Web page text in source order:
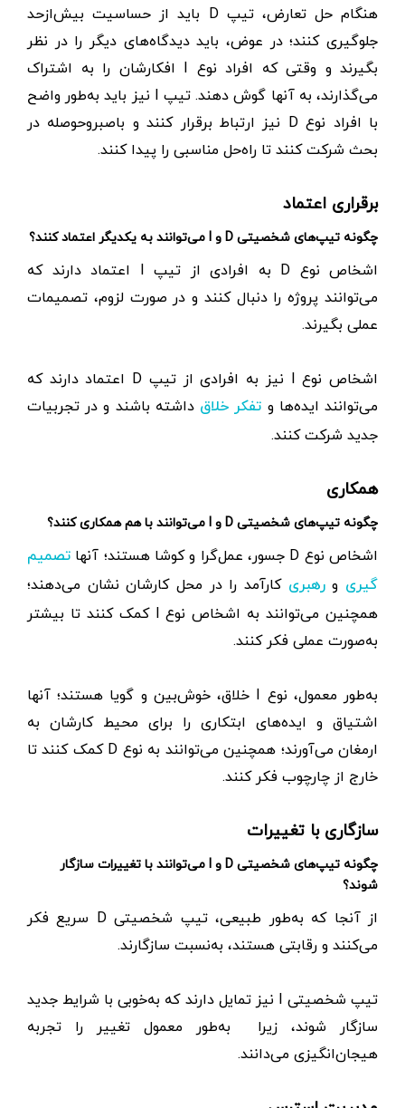
هنگام حل تعارض، تیپ D باید از حساسیت بیش‌ازحد
جلوگیری کنند؛ در عوض، باید دیدگاه‌های دیگر را در نظر
بگیرند و وقتی که افراد نوع I افکارشان را به اشتراک
می‌گذارند، به آنها گوش دهند. تیپ I نیز باید به‌طور واضح
با افراد نوع D نیز ارتباط برقرار کنند و باصبروحوصله در
بحث شرکت کنند تا راه‌حل مناسبی را پیدا کنند.
برقراری اعتماد
چگونه تیپ‌های شخصیتی D و I می‌توانند به یکدیگر اعتماد کنند؟
اشخاص نوع D به افرادی از تیپ ‌I اعتماد دارند که
می‌توانند پروژه را دنبال کنند و در صورت لزوم، تصمیمات
عملی بگیرند.
اشخاص نوع I نیز به افرادی از تیپ D اعتماد دارند که
می‌توانند ایده‌ها و تفکر خلاق داشته باشند و در تجربیات
جدید شرکت کنند.
همکاری
چگونه تیپ‌های شخصیتی D و I می‌توانند با هم همکاری کنند؟
اشخاص نوع D جسور، عمل‌گرا و کوشا هستند؛ آنها
تصمیم
گیری ورهبری کارآمد را در محل کارشان نشان می‌دهند؛
همچنین می‌توانند به اشخاص نوع I کمک کنند تا بیشتر
به‌صورت عملی فکر کنند.
به‌طور معمول، نوع I خلاق، خوش‌بین و گویا هستند؛ آنها
اشتیاق و ایده‌های ابتکاری را برای محیط کارشان به
ارمغان می‌آورند؛ همچنین می‌توانند به نوع D کمک کنند تا
خارج از چارچوب فکر کنند.
سازگاری با تغییرات
چگونه تیپ‌های شخصیتی D و I می‌توانند با تغییرات سازگار
شوند؟
از آنجا که به‌طور طبیعی، تیپ شخصیتی D سریع فکر
می‌کنند و رقابتی هستند، به‌نسبت سازگارند.
تیپ شخصیتی I نیز تمایل دارند که به‌خوبی با شرایط جدید
سازگار شوند، زیرا به‌طور معمول تغییر را تجربه
هیجان‌انگیزی می‌دانند.